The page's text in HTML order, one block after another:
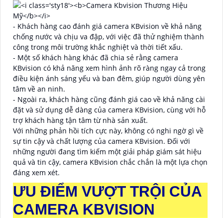
- Khách hàng cao đánh giá camera KBvision về khả năng
chống nước và chịu va đập, với việc đã thử nghiệm thành
công trong môi trường khắc nghiệt và thời tiết xấu.
- Một số khách hàng khác đã chia sẻ rằng camera
KBvision có khả năng xem hình ảnh rõ ràng ngay cả trong
điều kiện ánh sáng yếu và ban đêm, giúp người dùng yên
tâm về an ninh.
- Ngoài ra, khách hàng cũng đánh giá cao về khả năng cài
đặt và sử dụng dễ dàng của camera KBvision, cùng với hỗ
trợ khách hàng tận tâm từ nhà sản xuất.
Với những phản hồi tích cực này, không có nghi ngờ gì về
sự tin cậy và chất lượng của camera KBvision. Đối với
những người đang tìm kiếm một giải pháp giám sát hiệu
quả và tin cậy, camera KBvision chắc chắn là một lựa chọn
đáng xem xét.
ƯU ĐIỂM VƯỢT TRỘI CỦA
CAMERA KBVISION